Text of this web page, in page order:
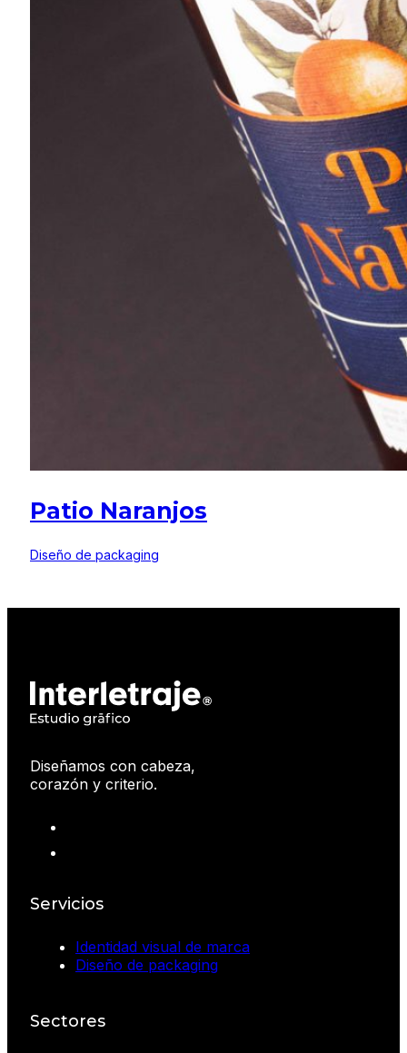
Patio Naranjos
Diseño de packaging
Diseñamos con cabeza,
corazón y criterio.
Servicios
Identidad visual de marca
Diseño de packaging
Sectores